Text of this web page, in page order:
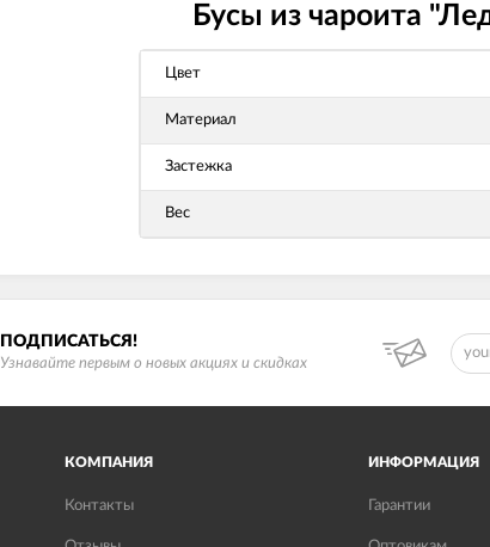
Бусы из чароита
Цвет
Материал
Застежка
Вес
ПОДПИСАТЬСЯ!
Узнавайте первым о новых акциях и скидках
КОМПАНИЯ
Контакты
ИНФОРМАЦИЯ
Гарантии